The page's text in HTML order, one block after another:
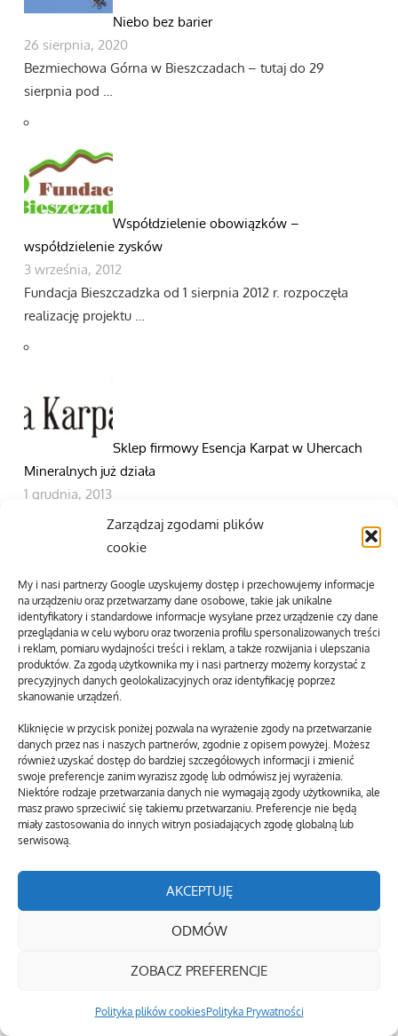
Zarządzaj zgodami plików
cookie
My i nasi partnerzy Google uzyskujemy dostęp i przechowujemy informacje
na urządzeniu oraz przetwarzamy dane osobowe, takie jak unikalne
identyfikatory i standardowe informacje wysyłane przez urządzenie czy dane
przeglądania w celu wyboru oraz tworzenia profilu spersonalizowanych treści
i reklam, pomiaru wydajności treści i reklam, a także rozwijania i ulepszania
produktów. Za zgodą użytkownika my i nasi partnerzy możemy korzystać z
precyzyjnych danych geolokalizacyjnych oraz identyfikację poprzez
skanowanie urządzeń.
Kliknięcie w przycisk poniżej pozwala na wyrażenie zgody na przetwarzanie
danych przez nas i naszych partnerów, zgodnie z opisem powyżej. Możesz
również uzyskać dostęp do bardziej szczegółowych informacji i zmienić
swoje preferencje zanim wyrazisz zgodę lub odmówisz jej wyrażenia.
Niektóre rodzaje przetwarzania danych nie wymagają zgody użytkownika, ale
masz prawo sprzeciwić się takiemu przetwarzaniu. Preferencje nie będą
miały zastosowania do innych witryn posiadających zgodę globalną lub
serwisową.
AKCEPTUJĘ
ODMÓW
ZOBACZ PREFERENCJE
Polityka plików cookiesPolityka Prywatności
Niebo bez barier
26 sierpnia, 2020
Bezmiechowa Górna w Bieszczadach – tutaj do 29
sierpnia pod …
Współdzielenie obowiązków –
współdzielenie zysków
3 września, 2012
Fundacja Bieszczadzka od 1 sierpnia 2012 r. rozpoczęła
realizację projektu …
Sklep firmowy Esencja Karpat w Uhercach
Mineralnych już działa
1 grudnia, 2013
W Uhercach Mineralnych otwarto sklep firmowy pod
marką Esencja Karpat. …
NASZ FP
Nasz FP
Kliknij, żeby zaakceptować marketing
pliki cookies i włączyć tę treść
Wprowadź swój adres email aby zaprenumerować ten blog